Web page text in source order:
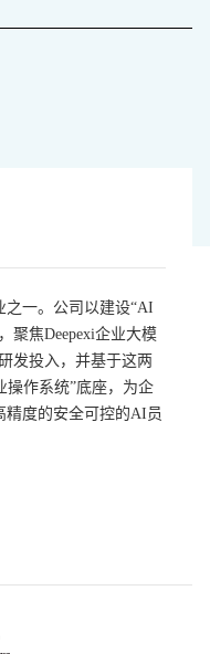
之一。公司以建设“AI
聚焦Deepexi企业大模
发投入，并基于这两
操作系统”底座，为企
精度的安全可控的AI员